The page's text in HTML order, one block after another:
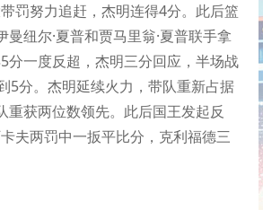
罚努力追赶，杰明连得4分。此后篮
纽尔·夏普和贾马里翁·夏普联手拿
分一度反超，杰明三分回应，半场战
5分。杰明延续火力，带队重新占据
获两位数领先。此后国王发起反
夫两罚中一扳平比分，克利福德三